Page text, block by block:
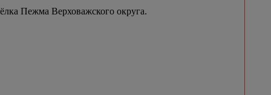
Пежма Верховажского округа.